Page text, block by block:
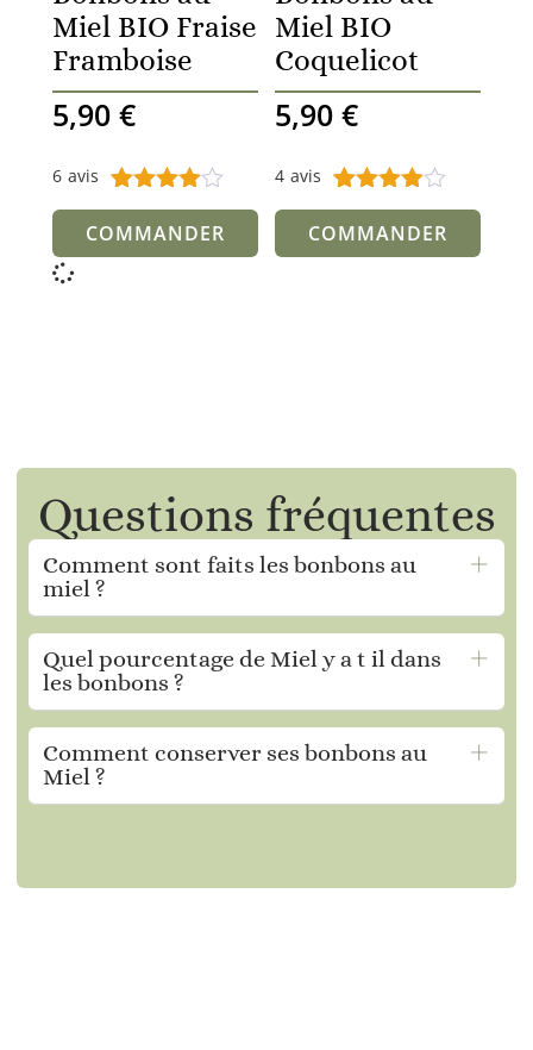
Miel BIO Fraise
Framboise
5,90 €
6 avis
Noté4.00
sur 5
6
COMMANDER
Miel BIO
Coquelicot
5,90 €
4 avis
Noté4.75
sur 5
4
COMMANDER
Questions fréquentes
Comment sont faits les bonbons au
miel ?
Quel pourcentage de Miel y a t il dans
les bonbons ?
Comment conserver ses bonbons au
Miel ?